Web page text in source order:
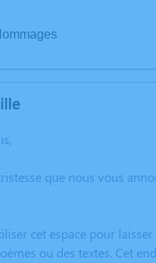
que nous vous
cet espace pour
ou des textes. Cet